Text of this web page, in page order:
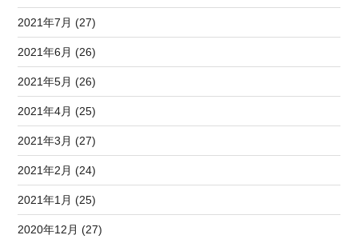
2021年7月 (27)
2021年6月 (26)
2021年5月 (26)
2021年4月 (25)
2021年3月 (27)
2021年2月 (24)
2021年1月 (25)
2020年12月 (27)